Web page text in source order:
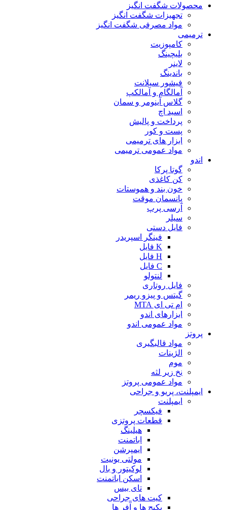
محصولات شگفت انگیز
تجهیزات شگفت انگیز
مواد مصرفی شگفت انگیز
ترمیمی
کامپوزیت
بلیچینگ
لاینر
باندینگ
فیشور سیلانت
آمالگام و آمالکپ
گلاس آینومر و سمان
اسید اچ
پرداخت و پالیش
پست و کور
ابزار های ترمیمی
مواد عمومی ترمیمی
اندو
گوتا پرکا
کن کاغذی
خون بند و هموستات
پانسمان موقت
آرسی پرپ
سیلر
فایل دستی
فینگر اسپریدر
K فایل
H فایل
C فایل
لنتولو
فایل روتاری
گیتس و پیزو ریمر
ام تی ای MTA
ابزارهای اندو
مواد عمومی اندو
پروتز
مواد قالبگیری
الژینات
موم
نخ زیر لثه
مواد عمومی پروتز
ایمپلنت، پریو و جراحی
ایمپلنت
فیکسچر
قطعات پروتزی
هیلینگ
اباتمنت
ایمپرشن
مولتی یونیت
لوکیتور و بال
اسکن اباتمنت
تای بیس
کیت های جراحی
پکیج ها و آفر ها